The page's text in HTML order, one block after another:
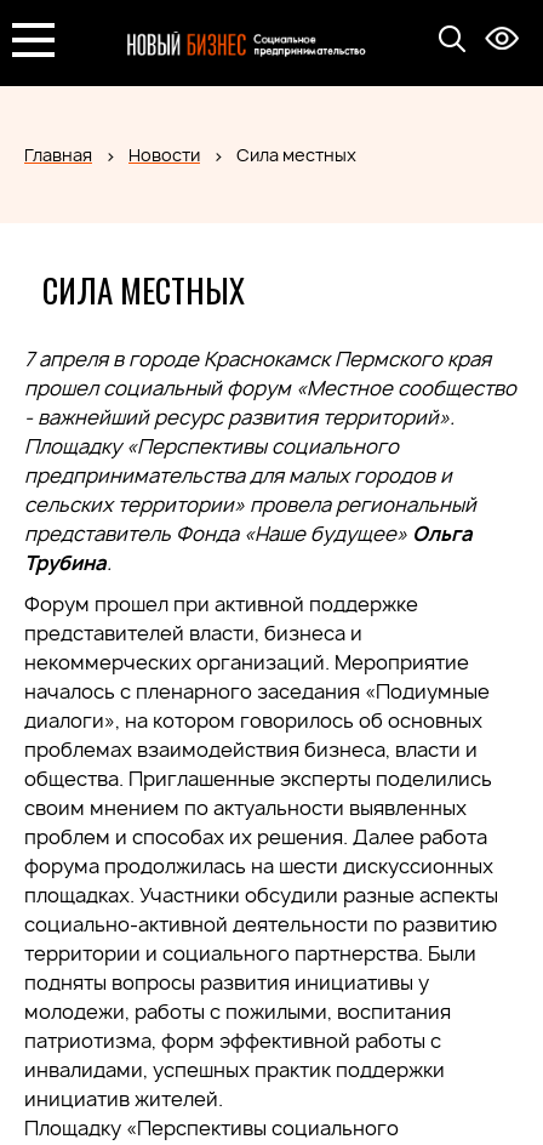
Главная Новости Сила местных
СИЛА МЕСТНЫХ
7 апреля в городе Краснокамск Пермского края
прошел социальный форум «Местное сообщество
- важнейший ресурс развития территорий».
Площадку «Перспективы социального
предпринимательства для малых городов и
сельских территории» провела региональный
представитель Фонда «Наше будущее» Ольга
Трубина.
Форум прошел при активной поддержке
представителей власти, бизнеса и
некоммерческих организаций. Мероприятие
началось с пленарного заседания «Подиумные
диалоги», на котором говорилось об основных
проблемах взаимодействия бизнеса, власти и
общества. Приглашенные эксперты поделились
своим мнением по актуальности выявленных
проблем и способах их решения. Далее работа
форума продолжилась на шести дискуссионных
площадках. Участники обсудили разные аспекты
социально-активной деятельности по развитию
территории и социального партнерства. Были
подняты вопросы развития инициативы у
молодежи, работы с пожилыми, воспитания
патриотизма, форм эффективной работы с
инвалидами, успешных практик поддержки
инициатив жителей.
Площадку «Перспективы социального